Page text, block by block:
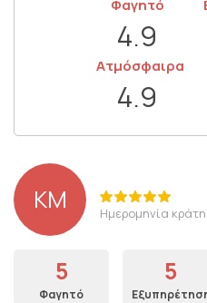
Φαγητό
4.9
Ατμόσφαιρα
4.9
KM Ημερομηνία
5
Φαγητό
5